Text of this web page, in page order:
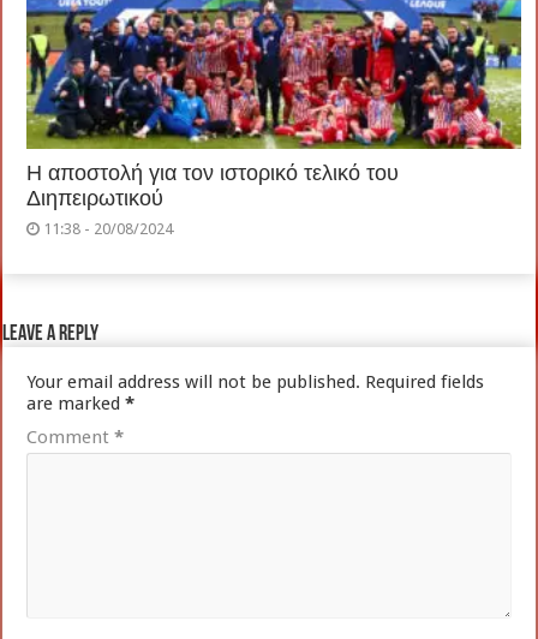
Η αποστολή για τον ιστορικό τελικό του
Διηπειρωτικού
11:38 - 20/08/2024
Leave a Reply
Your email address will not be published. Required fields
are marked*
Comment*